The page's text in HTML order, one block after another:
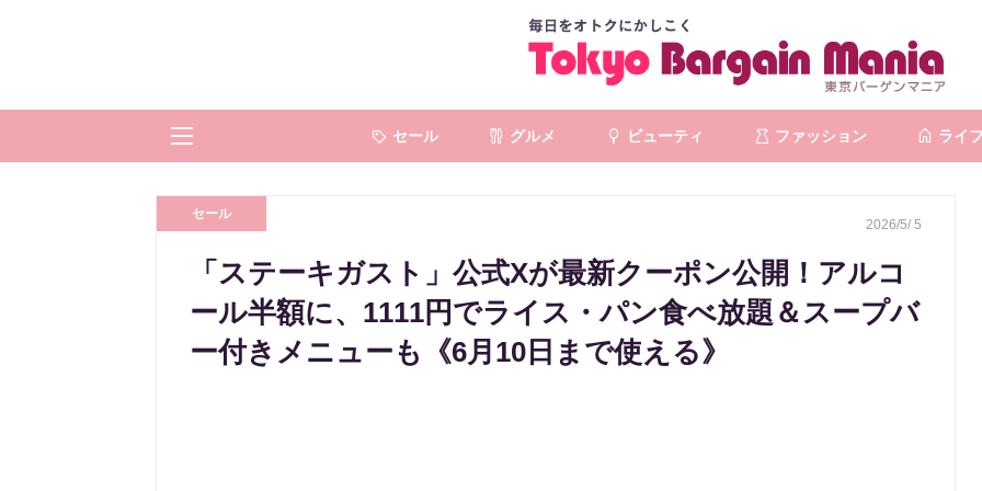
セール グルメ ビューティ ファッション ライフ
セール
2026/5/ 5
「ステーキガスト」公式Xが最新クーポン公開！アルコ
ール半額に、1111円でライス・パン食べ放題＆スープバ
ー付きメニューも《6月10日まで使える》